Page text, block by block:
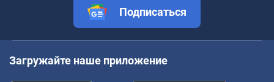
Подписаться
Загружайте наше приложение